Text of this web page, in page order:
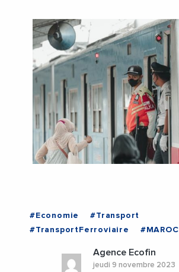
#Economie
#Transport
#TransportFerroviaire
#MAROC
Agence Ecofin
jeudi 9 novembre 2023